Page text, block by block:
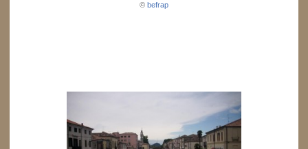
© befrap